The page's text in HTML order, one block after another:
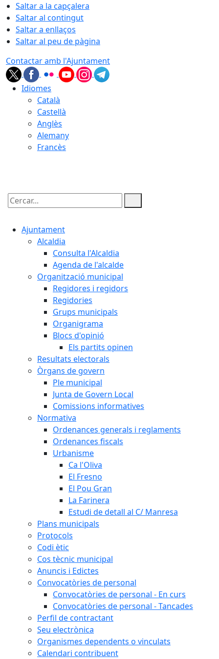
Saltar a la capçalera
Saltar al contingut
Saltar a enllaços
Saltar al peu de pàgina
Contactar amb l'Ajuntament
Idiomes
Català
Castellà
Anglès
Alemany
Francès
Cercar:
Ajuntament
Alcaldia
Consulta l'Alcaldia
Agenda de l'alcalde
Organització municipal
Regidores i regidors
Regidories
Grups municipals
Organigrama
Blocs d'opinió
Els partits opinen
Resultats electorals
Òrgans de govern
Ple municipal
Junta de Govern Local
Comissions informatives
Normativa
Ordenances generals i reglaments
Ordenances fiscals
Urbanisme
Ca l'Oliva
El Fresno
El Pou Gran
La Farinera
Estudi de detall al C/ Manresa
Plans municipals
Protocols
Codi ètic
Cos tècnic municipal
Anuncis i Edictes
Convocatòries de personal
Convocatòries de personal - En curs
Convocatòries de personal - Tancades
Perfil de contractant
Seu electrònica
Organismes dependents o vinculats
Calendari contribuent